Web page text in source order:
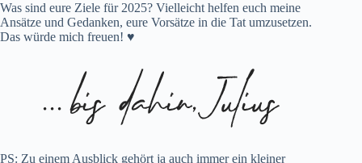
Was sind eure Ziele für 2025? Vielleicht helfen euch meine
Ansätze und Gedanken, eure Vorsätze in die Tat umzusetzen.
Das würde mich freuen! ♥
PS: Zu einem Ausblick gehört ja auch immer ein kleiner